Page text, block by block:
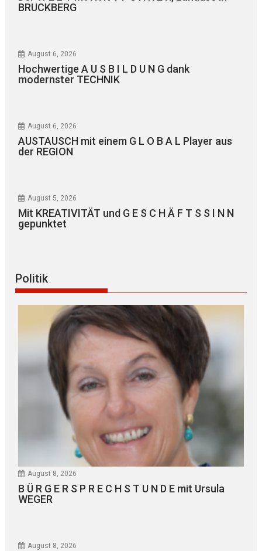
BRUCKBERG
August 6, 2026
Hochwertige A U S B I L D U N G dank
modernster TECHNIK
August 6, 2026
AUSTAUSCH mit einem G L O B A L Player aus
der REGION
August 5, 2026
Mit KREATIVITÄT und G E S C H Ä F T S S I N N
gepunktet
Politik
August 8, 2026
B Ü R G E R S P R E C H S T U N D E mit Ursula
WEGER
August 8, 2026